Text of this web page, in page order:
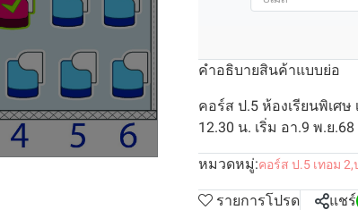
คำอธิบายสินค้าแบบย่อ
คอร์ส ป.5 ห้องเรียนพิเศษ
12.30 น. เริ่ม อา.9 พ.ย
หมวดหมู่:คอร์ส ป.5 เทอม 2,
รายการโปรด แชร์